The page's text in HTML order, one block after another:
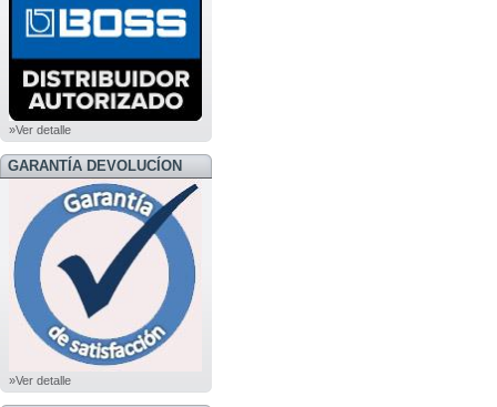
»Ver detalle
GARANTÍA DEVOLUCÍON
»Ver detalle